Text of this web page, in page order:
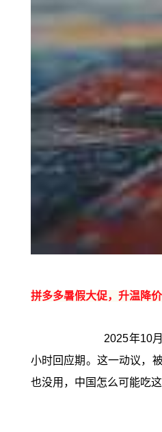
拼多多暑假大促，升温降
2025年10
小时回应期。这一动议，
也没用，中国怎么可能吃这